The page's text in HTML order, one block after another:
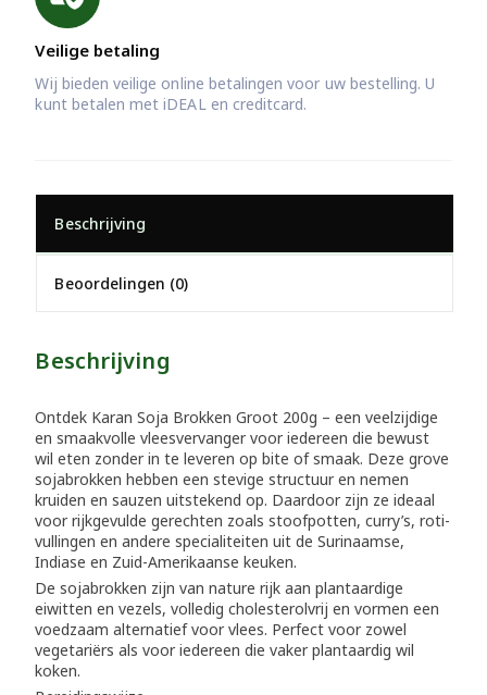
Veilige betaling
Wij bieden veilige online betalingen voor uw bestelling. U
kunt betalen met iDEAL en creditcard.
Beschrijving
Beoordelingen (0)
Beschrijving
Ontdek Karan Soja Brokken Groot 200g – een veelzijdige
en smaakvolle vleesvervanger voor iedereen die bewust
wil eten zonder in te leveren op bite of smaak. Deze grove
sojabrokken hebben een stevige structuur en nemen
kruiden en sauzen uitstekend op. Daardoor zijn ze ideaal
voor rijkgevulde gerechten zoals stoofpotten, curry’s, roti-
vullingen en andere specialiteiten uit de Surinaamse,
Indiase en Zuid-Amerikaanse keuken.
De sojabrokken zijn van nature rijk aan plantaardige
eiwitten en vezels, volledig cholesterolvrij en vormen een
voedzaam alternatief voor vlees. Perfect voor zowel
vegetariërs als voor iedereen die vaker plantaardig wil
koken.